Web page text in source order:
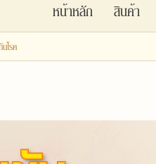
หน้าหลัก สินค้า
โรค